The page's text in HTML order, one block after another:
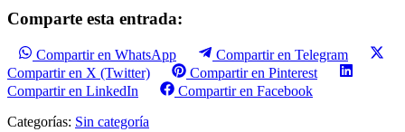
Comparte esta entrada:
Compartir en WhatsApp
Compartir en Telegram
Compartir en X (Twitter)
Compartir en Pinterest
Compartir en LinkedIn
Compartir en Facebook
Categorías: Sin categoría